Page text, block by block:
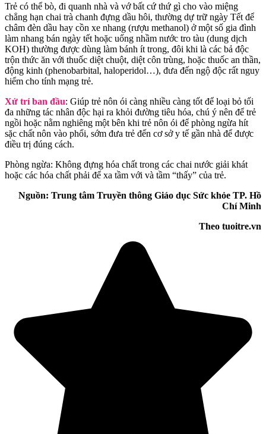
Trẻ có thể bò, đi quanh nhà và vớ bất cứ thứ gì cho vào miệng
chẳng hạn chai trà chanh đựng dầu hôi, thường dự trữ ngày Tết để
châm đèn dầu hay cồn xe nhang (rượu methanol) ở một số gia đình
làm nhang bán ngày tết hoặc uống nhầm nước tro tàu (dung dịch
KOH) thường được dùng làm bánh ít trong, đôi khi là các bả độc
trộn thức ăn với thuốc diệt chuột, diệt côn trùng, hoặc thuốc an thần,
động kinh (phenobarbital, haloperidol…), đưa đến ngộ độc rất nguy
hiểm cho tính mạng trẻ.
Xử trí ban đầu: Giúp trẻ nôn ói càng nhiều càng tốt để loại bỏ tối
đa những tác nhân độc hại ra khỏi đường tiêu hóa, chú ý nên để trẻ
ngồi hoặc nằm nghiêng một bên khi trẻ nôn ói để phòng ngừa hít
sặc chất nôn vào phổi, sớm đưa trẻ đến cơ sở y tế gần nhà để được
điều trị đúng cách.
Phòng ngừa: Không đựng hóa chất trong các chai nước giải khát
hoặc các hóa chất phải để xa tầm với và tầm “thấy” của trẻ.
Nguồn: Trung tâm Truyền thông Giáo dục Sức khỏe TP. Hồ
Chí Minh
Theo tuoitre.vn